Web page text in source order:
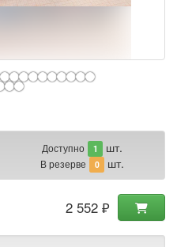
Доступно 1 шт.
В резерве 0 шт.
2 552 ₽